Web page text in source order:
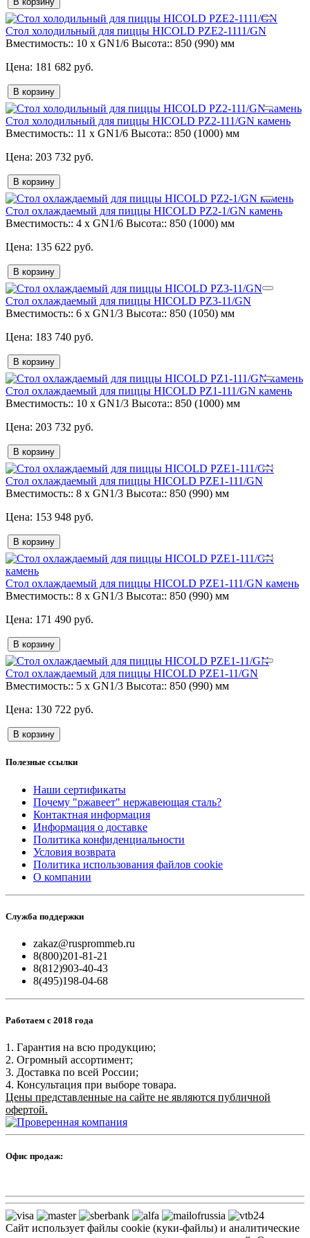
Стол холодильный для пиццы HICOLD PZE2-1111/GN
Вместимость:: 10 x GN1/6 Высота:: 850 (990) мм
181 682 руб.
В корзину
Стол холодильный для пиццы HICOLD PZ2-111/GN камень
Вместимость:: 11 x GN1/6 Высота:: 850 (1000) мм
203 732 руб.
В корзину
Стол охлаждаемый для пиццы HICOLD PZ2-1/GN камень
Вместимость:: 4 x GN1/6 Высота:: 850 (1000) мм
135 622 руб.
В корзину
Стол охлаждаемый для пиццы HICOLD PZ3-11/GN
Вместимость:: 6 x GN1/3 Высота:: 850 (1050) мм
183 740 руб.
В корзину
Стол охлаждаемый для пиццы HICOLD PZ1-111/GN камень
Вместимость:: 10 x GN1/3 Высота:: 850 (1000) мм
203 732 руб.
В корзину
Стол охлаждаемый для пиццы HICOLD PZE1-111/GN
Вместимость:: 8 x GN1/3 Высота:: 850 (990) мм
153 948 руб.
В корзину
Стол охлаждаемый для пиццы HICOLD PZE1-111/GN камень
Вместимость:: 8 x GN1/3 Высота:: 850 (990) мм
171 490 руб.
В корзину
Стол охлаждаемый для пиццы HICOLD PZE1-11/GN
Вместимость:: 5 x GN1/3 Высота:: 850 (990) мм
130 722 руб.
В корзину
Полезные ссылки
Наши сертификаты
Почему "ржавеет" нержавеющая сталь?
Контактная информация
Информация о доставке
Политика конфиденциальности
Условия возврата
Политика использования файлов cookie
О компании
Служба поддержки
zakaz@rusprommeb.ru
8(800)201-81-21
8(812)903-40-43
8(495)198-04-68
Работаем с 2018 года
1. Гарантия на всю продукцию;
2. Огромный ассортимент;
3. Доставка по всей России;
4. Консультация при выборе товара.
Цены представленные на сайте не являются публичной
офертой.
Офис продаж:
Сайт использует файлы cookie (куки-файлы) и аналитические